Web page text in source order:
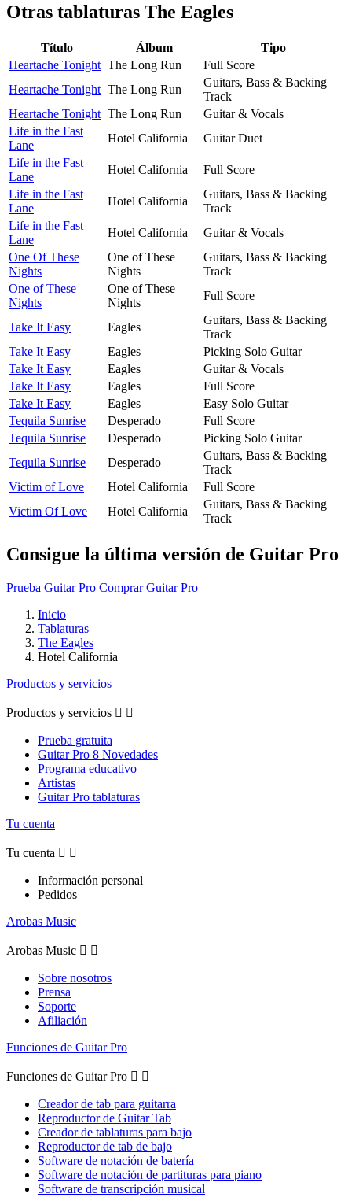
Otras tablaturas The Eagles
Título Álbum
Tipo
Heartache Tonight The Long Run
Full Score
Heartache Tonight The Long Run
Guitars, Bass & Backing
Track
Heartache Tonight The Long Run
Guitar & Vocals
Life in the Fast
Lane
Hotel California
Guitar Duet
Life in the Fast
Lane
Hotel California
Full Score
Life in the Fast
Lane
Hotel California
Guitars, Bass & Backing
Track
Life in the Fast
Lane
Hotel California
Guitar & Vocals
One Of These
Nights
One of These
Nights
Guitars, Bass & Backing
Track
One of These
Nights
One of These
Nights
Full Score
Take It Easy Eagles
Guitars, Bass & Backing
Track
Take It Easy
Eagles
Picking Solo Guitar
Take It Easy
Eagles
Guitar & Vocals
Take It Easy
Eagles
Full Score
Take It Easy
Eagles
Easy Solo Guitar
Tequila Sunrise
Desperado
Full Score
Tequila Sunrise
Desperado
Picking Solo Guitar
Tequila Sunrise
Desperado
Guitars, Bass & Backing
Track
Victim of Love
Hotel California
Full Score
Victim Of Love
Hotel California
Guitars, Bass & Backing
Track
Consigue la última versión de Guitar Pro
Prueba Guitar Pro Comprar Guitar Pro
Inicio
Tablaturas
The Eagles
Hotel California
Productos y servicios
Productos y servicios  
Prueba gratuita
Guitar Pro 8 Novedades
Programa educativo
Artistas
Guitar Pro tablaturas
Tu cuenta
Tu cuenta  
Información personal
Pedidos
Arobas Music
Arobas Music  
Sobre nosotros
Prensa
Soporte
Afiliación
Funciones de Guitar Pro
Funciones de Guitar Pro  
Creador de tab para guitarra
Reproductor de Guitar Tab
Creador de tablaturas para bajo
Reproductor de tab de bajo
Software de notación de batería
Software de notación de partituras para piano
Software de transcripción musical